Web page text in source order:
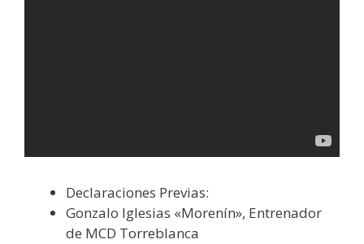
Declaraciones Previas:
Gonzalo Iglesias «Morenín», Entrenador
de MCD Torreblanca